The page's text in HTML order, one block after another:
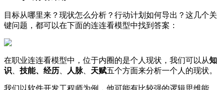
目标从哪里来？现状怎么分析？行动计划如何导出？这几个关
键问题，都可以在下面的连连看模型中找到答案：
在职业连连看模型中，位于内圈的是个人现状，我们可以从知
识
技能、 经历 人脉 天赋五个方面来分析一个人的现状。
我们以软件开发工程师为例，他可能有比较强的逻辑思维能